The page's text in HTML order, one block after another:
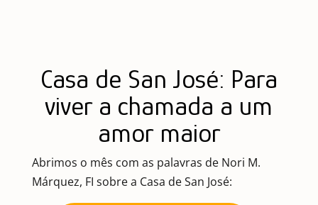
Casa de San José: Para
viver a chamada a um
amor maior
Abrimos o mês com as palavras de Nori M.
Márquez, FI sobre a Casa de San José: